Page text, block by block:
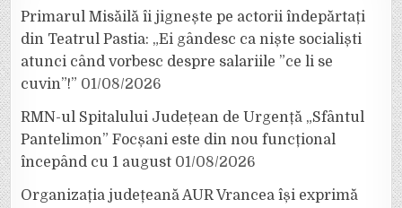
Primarul Misăilă îi jignește pe actorii îndepărtați
din Teatrul Pastia: „Ei gândesc ca niște socialiști
atunci când vorbesc despre salariile ”ce li se
cuvin”!” 01/08/2026
RMN-ul Spitalului Județean de Urgență „Sfântul
Pantelimon” Focșani este din nou funcțional
începând cu 1 august 01/08/2026
Organizația județeană AUR Vrancea își exprimă